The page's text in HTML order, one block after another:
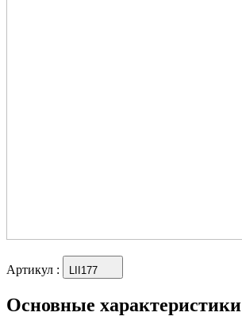
Артикул : LII177
Основные характеристики